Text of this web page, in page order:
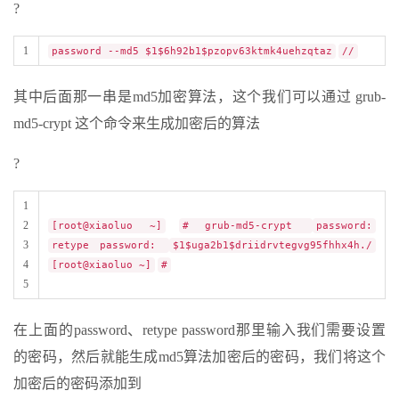
?
1 password --md5 $1$6h92b1$pzopv63ktmk4uehzqtaz //
其中后面那一串是md5加密算法，这个我们可以通过 grub-
md5-crypt 这个命令来生成加密后的算法
?
1
2
3
4
5
[root@xiaoluo ~] # grub-md5-crypt
password:
retype password:
$1$uga2b1$driidrvtegvg95fhhx4h./
[root@xiaoluo ~]
#
在上面的password、retype password那里输入我们需要设置
的密码，然后就能生成md5算法加密后的密码，我们将这个
加密后的密码添加到